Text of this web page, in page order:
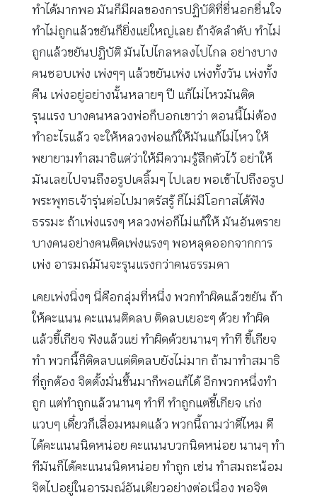
ทำได้มากพอ มันก็มีผลของการปฏิบัติที่ชื่นอกชื่นใจ
ทำไม่ถูกแล้วขยันก็ยิ่งแย่ใหญ่เลย ถ้าจัดลำดับ ทำไม่
ถูกแล้วขยันปฏิบัติ มันไปไกลหลงไปไกล อย่างบาง
คนชอบเพ่ง เพ่งๆๆ แล้วขยันเพ่ง เพ่งทั้งวัน เพ่งทั้ง
คืน เพ่งอยู่อย่างนั้นหลายๆ ปี แก้ไม่ไหวมันติด
รุนแรง บางคนหลวงพ่อก็บอกเขาว่า ตอนนี้ไม่ต้อง
ทำอะไรแล้ว จะให้หลวงพ่อแก้ให้มันแก้ไม่ไหว ให้
พยายามทำสมาธิแต่ว่าให้มีความรู้สึกตัวไว้ อย่าให้
มันเลยไปจนถึงอรูปเคลิ้มๆ ไปเลย พอเข้าไปถึงอรูป
พระพุทธเจ้ารุ่นต่อไปมาตรัสรู้ ก็ไม่มีโอกาสได้ฟัง
ธรรมะ ถ้าเพ่งแรงๆ หลวงพ่อก็ไม่แก้ให้ มันอันตราย
บางคนอย่างคนติดเพ่งแรงๆ พอหลุดออกจากการ
เพ่ง อารมณ์มันจะรุนแรงกว่าคนธรรมดา
เคยเพ่งนิ่งๆ นี่คือกลุ่มที่หนึ่ง พวกทำผิดแล้วขยัน ถ้า
ให้คะแนน คะแนนติดลบ ติดลบเยอะๆ ด้วย ทำผิด
แล้วขี้เกียจ ฟังแล้วแย่ ทำผิดด้วยนานๆ ทำที ขี้เกียจ
ทำ พวกนี้ก็ติดลบแต่ติดลบยังไม่มาก ถ้ามาทำสมาธิ
ที่ถูกต้อง จิตตั้งมั่นขึ้นมาก็พอแก้ได้ อีกพวกหนึ่งทำ
ถูก แต่ทำถูกแล้วนานๆ ทำที ทำถูกแต่ขี้เกียจ เก่ง
แวบๆ เดี๋ยวก็เสื่อมหมดแล้ว พวกนี้ถามว่าดีไหม ดี
ได้คะแนนนิดหน่อย คะแนนบวกนิดหน่อย นานๆ ทำ
ทีมันก็ได้คะแนนนิดหน่อย ทำถูก เช่น ทำสมถะน้อม
จิตไปอยู่ในอารมณ์อันเดียวอย่างต่อเนื่อง พอจิต